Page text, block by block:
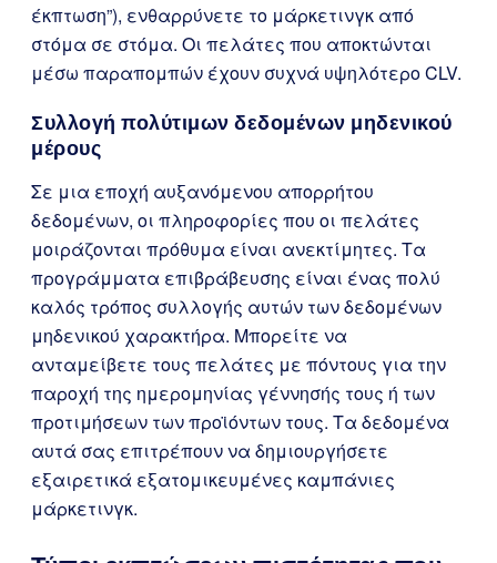
έκπτωση”), ενθαρρύνετε το μάρκετινγκ από
στόμα σε στόμα. Οι πελάτες που αποκτώνται
μέσω παραπομπών έχουν συχνά υψηλότερο CLV.
Συλλογή πολύτιμων δεδομένων μηδενικού
μέρους
Σε μια εποχή αυξανόμενου απορρήτου
δεδομένων, οι πληροφορίες που οι πελάτες
μοιράζονται πρόθυμα είναι ανεκτίμητες. Τα
προγράμματα επιβράβευσης είναι ένας πολύ
καλός τρόπος συλλογής αυτών των δεδομένων
μηδενικού χαρακτήρα. Μπορείτε να
ανταμείβετε τους πελάτες με πόντους για την
παροχή της ημερομηνίας γέννησής τους ή των
προτιμήσεων των προϊόντων τους. Τα δεδομένα
αυτά σας επιτρέπουν να δημιουργήσετε
εξαιρετικά εξατομικευμένες καμπάνιες
μάρκετινγκ.